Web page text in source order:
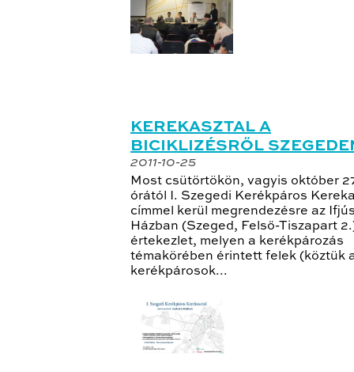
KEREKASZTAL A
BICIKLIZÉSRŐL
2011-10-25
Most csütörtökön, vagyis október
órától I. Szegedi Kerékpáros
címmel kerül megrendezésre az
Házban (Szeged, Felső-Tiszapart
értekezlet, melyen a kerékpározás
témakörében érintett felek (köztük
kerékpárosok...